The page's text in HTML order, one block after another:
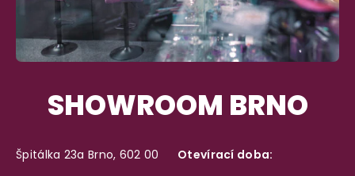
SHOWROOM BRNO
Špitálka 23a Brno, 602 00
Otevírací doba: